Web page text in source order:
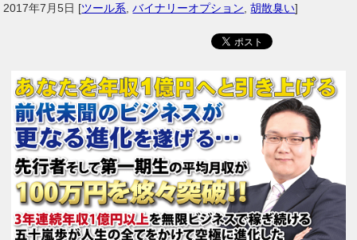
2017年7月5日 [ツール系 ,バイナリーオプション ,胡散臭い]